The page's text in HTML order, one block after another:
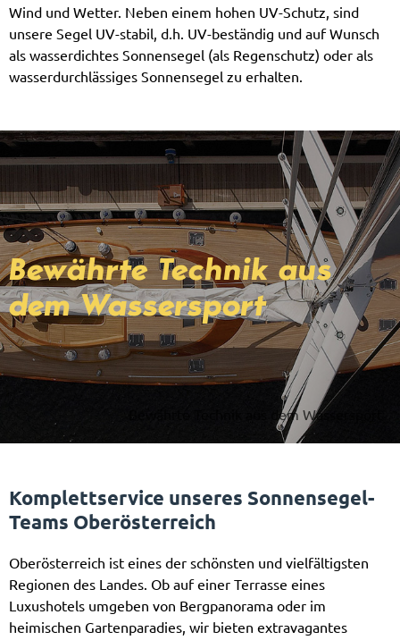
Wind und Wetter. Neben einem hohen UV-Schutz, sind
unsere Segel UV-stabil, d.h. UV-beständig und auf Wunsch
als wasserdichtes Sonnensegel (als Regenschutz) oder als
wasserdurchlässiges Sonnensegel zu erhalten.
Bewährte Technik aus dem Wassersport
Bewährte Technik aus
dem Wassersport
Komplettservice unseres Sonnensegel-
Teams Oberösterreich
Oberösterreich ist eines der schönsten und vielfältigsten
Regionen des Landes. Ob auf einer Terrasse eines
Luxushotels umgeben von Bergpanorama oder im
heimischen Gartenparadies, wir bieten extravagantes